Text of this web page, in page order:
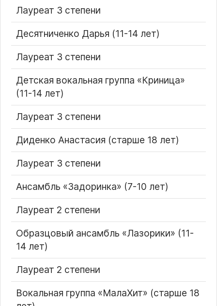
Лауреат 3 степени
Десятниченко Дарья (11-14 лет)
Лауреат 3 степени
Детская вокальная группа «Криница»
(11-14 лет)
Лауреат 3 степени
Диденко Анастасия (старше 18 лет)
Лауреат 3 степени
Ансамбль «Задоринка» (7-10 лет)
Лауреат 2 степени
Образцовый ансамбль
Лазорики
(11-
14 лет)
Лауреат 2 степени
Вокальная группа «МалаХит» (старше 18